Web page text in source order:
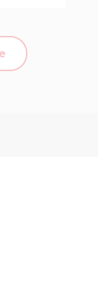
springen